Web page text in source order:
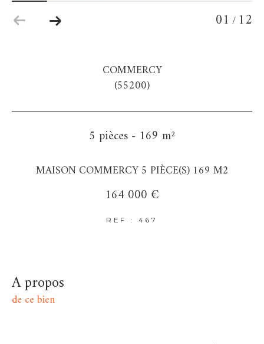
01 / 12
COMMERCY
(55200)
5 pièces - 169 m²
MAISON COMMERCY 5 PIÈCE(S) 169 M2
164 000 €
REF : 467
a propos
de ce bien